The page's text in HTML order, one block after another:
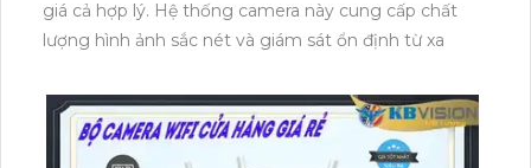
giá cả hợp lý. Hệ thống camera này cung cấp chất
lượng hình ảnh sắc nét và giám sát ổn định từ xa